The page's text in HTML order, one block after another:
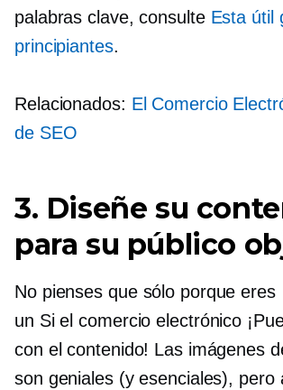
palabras clave, consulte Esta útil
principiantes.
Relacionados: El Comercio
de SEO
3. Diseñe su
para su público
No pienses que sólo porque eres
un Si el comercio electrónico
con el contenido! Las imágenes
son geniales (y esenciales), pero